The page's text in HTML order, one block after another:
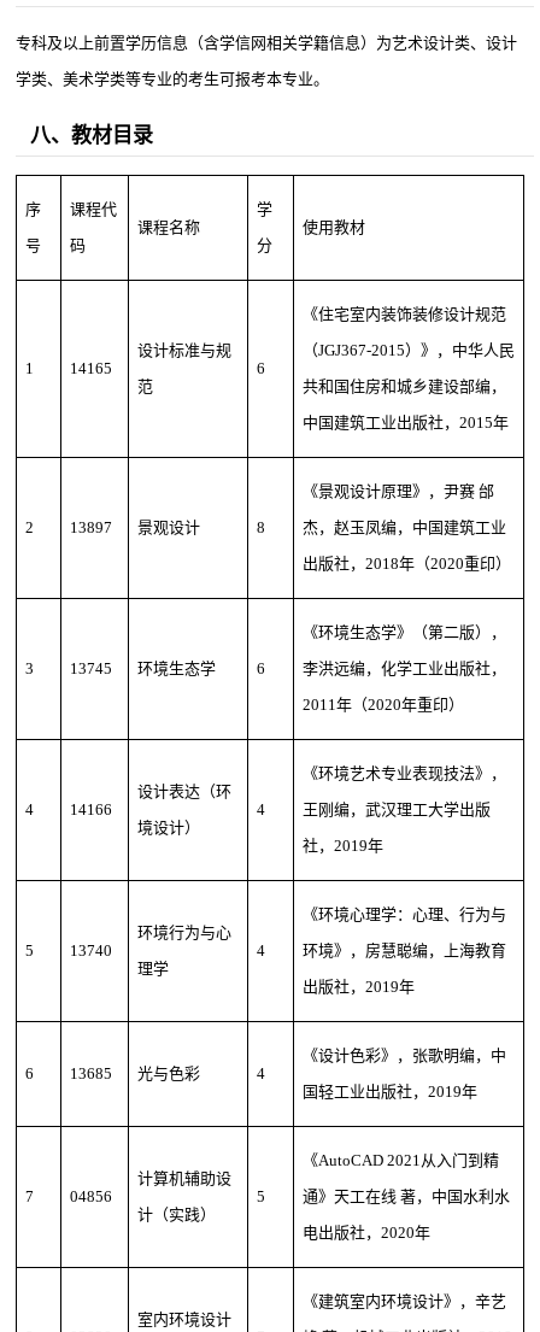
专科及以上前置学历信息（含学信网相关学籍信息）为艺术设计类、设计
学类、美术学类等专业的考生可报考本专业。
八、教材目录
序
号
课程代
码
课程名称
学
分
使用教材
1 14165
设计标准与规
范
6
《住宅室内装饰装修设计规范
（JGJ367-2015）》，中华人民
共和国住房和城乡建设部编，
中国建筑工业出版社，2015年
2 13897 景观设计 8
《景观设计原理》，尹赛 邰
杰，赵玉凤编，中国建筑工业
出版社，2018年（2020重印）
3 13745 环境生态学 6
《环境生态学》（第二版），
李洪远编，化学工业出版社，
2011年（2020年重印）
4 14166
设计表达（环
境设计）
4
《环境艺术专业表现技法》，
王刚编，武汉理工大学出版
社，2019年
5 13740
环境行为与心
理学
4
《环境心理学：心理、行为与
环境》，房慧聪编，上海教育
出版社，2019年
6 13685 光与色彩 4
《设计色彩》，张歌明编，中
国轻工业出版社，2019年
7 04856
计算机辅助设
计（实践）
5
《AutoCAD 2021从入门到精
通》天工在线 著，中国水利水
电出版社，2020年
室内环境设计
《建筑室内环境设计》，辛艺